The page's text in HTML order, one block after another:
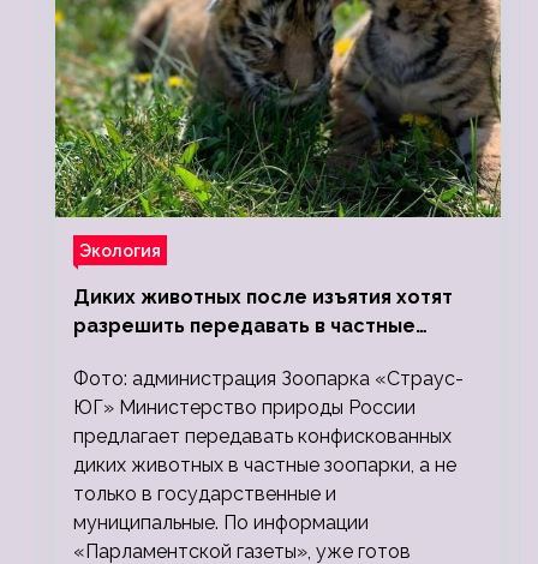
Экология
Диких животных после изъятия хотят
разрешить передавать в частные
Фото: администрация Зоопарка «Страус-
ЮГ» Министерство природы России
предлагает передавать конфискованных
диких животных в частные зоопарки, а не
только в государственные и
муниципальные. По информации
«Парламентской газеты», уже готов